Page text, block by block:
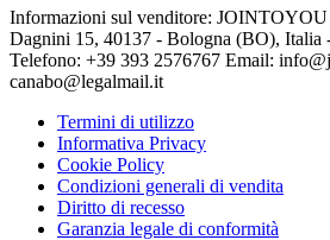
Informazioni sul venditore: JOINTOYOU
Dagnini 15, 40137 - Bologna (BO), Italia
Telefono: ‪+39 393 2576767‬ Email:
canabo@legalmail.it
Termini di utilizzo
Informativa Privacy
Cookie Policy
Condizioni generali di vendita
Diritto di recesso
Garanzia legale di conformità